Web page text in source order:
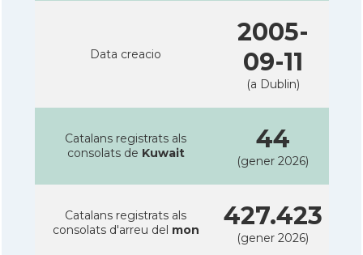
Data creacio
2005-
09-11
(a Dublin)
Catalans registrats als
consolats de Kuwait 44
(gener 2026)
Catalans registrats als
consolats d'arreu del mon 427.423
(gener 2026)